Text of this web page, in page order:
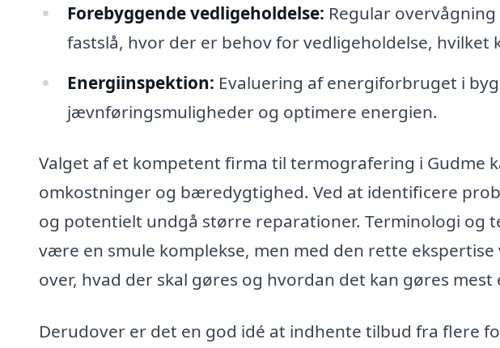
Forebyggende vedligeholdelse: Regular
fastslå, hvor der er behov for vedligeholdelse, hvilket
Energiinspektion: Evaluering af energiforbruget i
jævnføringsmuligheder og optimere energien.
Valget af et kompetent firma til termografering i Gudme
omkostninger og bæredygtighed. Ved at identificere
og potentielt undgå større reparationer. Terminologi og
være en smule komplekse, men med den rette
over, hvad der skal gøres og hvordan det kan gøres mest
Derudover er det en god idé at indhente tilbud fra flere